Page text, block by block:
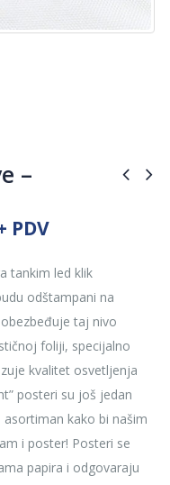
–
0.95
9.06
PDV
tankim led klik
odštampani na
taj nivo
foliji, specijalno
kvalitet osvetljenja
posteri su još jedan
kako bi našim
i poster! Posteri se
papira i odgovaraju